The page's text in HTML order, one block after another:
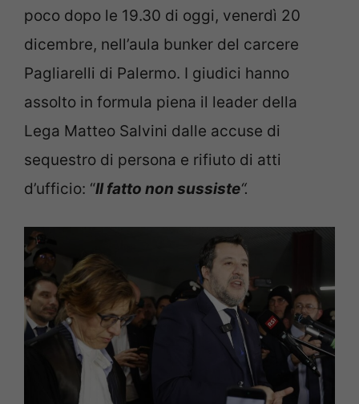
poco dopo le 19.30 di oggi, venerdì 20
dicembre, nell’aula bunker del carcere
Pagliarelli di Palermo. I giudici hanno
assolto in formula piena il leader della
Lega Matteo Salvini dalle accuse di
sequestro di persona e rifiuto di atti
d’ufficio: “Il fatto non sussiste“.